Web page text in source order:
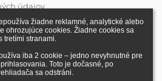
žiadne reklamné, analytické alebo
ohrozujúce cookies. Žiadne cookies sa
tretími stranami.
iba 2 cookie – jedno nevyhnutné pre
Toto je dočasné, po
sa odstráni.
údajov